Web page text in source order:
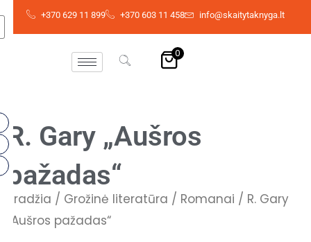
Pereiti
+370 629 11 899 +370 603 11 458 info@skaitytaknyga.lt
0
R. Gary „Aušros
pažadas“
Pradžia / Grožinė literatūra / Romanai / R. Gary
„Aušros pažadas“